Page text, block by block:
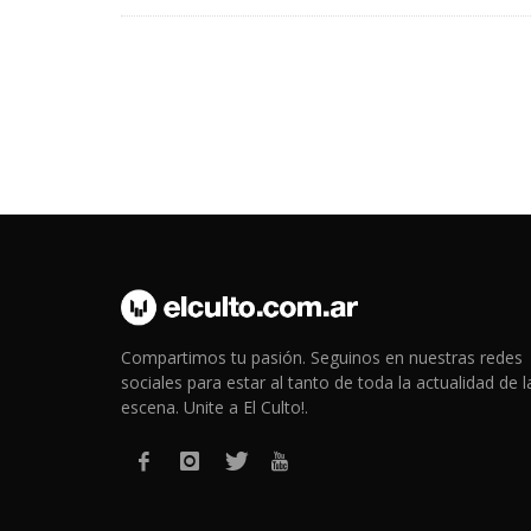
Compartimos tu pasión. Seguinos en nuestras redes
sociales para estar al tanto de toda la actualidad de
escena. Unite a El Culto!.